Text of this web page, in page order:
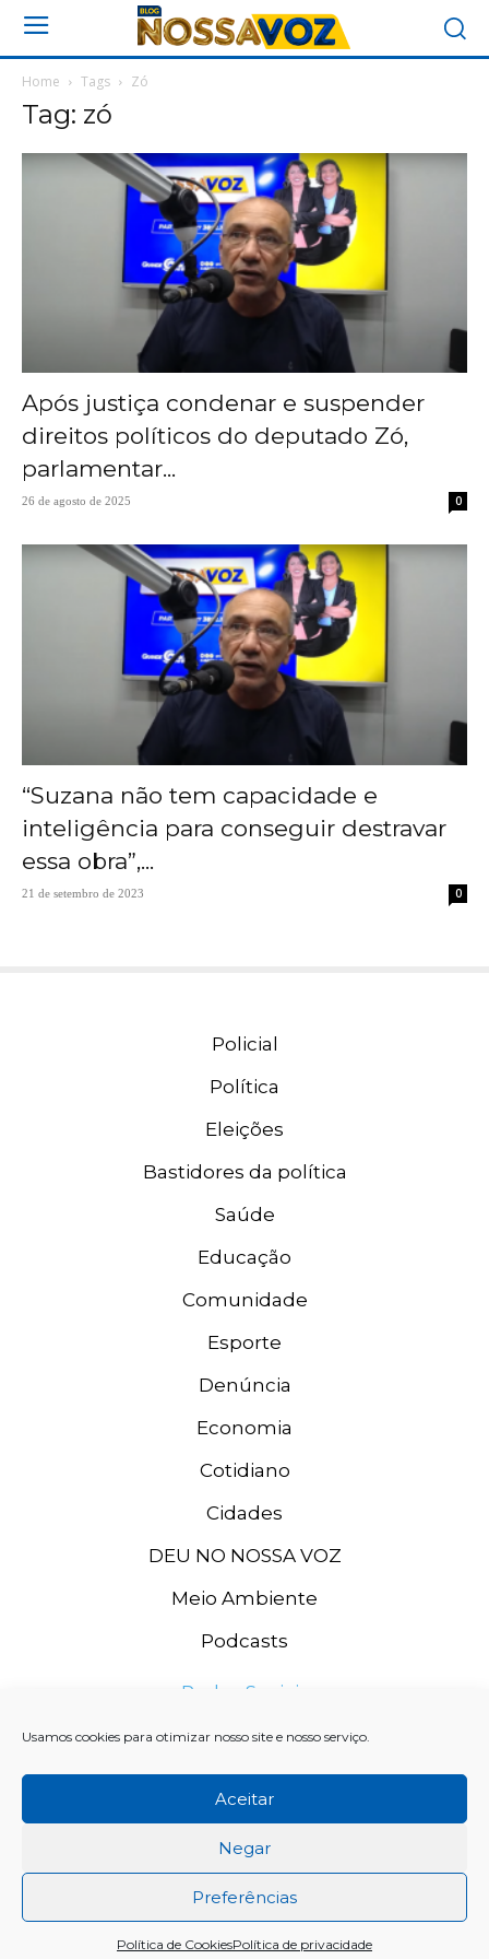
Usamos cookies para otimizar nosso site e nosso serviço.
Aceitar
Negar
Preferências
Política de CookiesPolítica de privacidade
Home Tags Zó
Tag: zó
Após justiça condenar e suspender
direitos políticos do deputado Zó,
parlamentar...
26 de agosto de 2025 0
“Suzana não tem capacidade e
inteligência para conseguir destravar
essa obra”,...
21 de setembro de 2023 0
Policial
Política
Eleições
Bastidores da política
Saúde
Educação
Comunidade
Esporte
Denúncia
Economia
Cotidiano
Cidades
DEU NO NOSSA VOZ
Meio Ambiente
Podcasts
Redes Sociais